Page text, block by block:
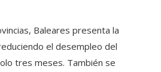
Baleares presenta la
el desempleo del
tres meses. También se